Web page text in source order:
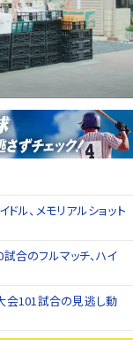
ドル、メモリアルショット
合のフルマッチ、ハイ
会101試合の見逃し動